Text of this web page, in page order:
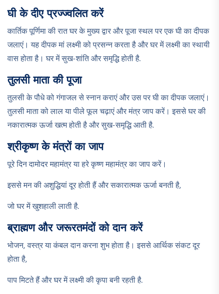
घी के दीए प्रज्ज्वलित करें
कार्तिक पूर्णिमा की रात घर के मुख्य द्वार और पूजा स्थल पर एक घी का दीपक
जलाएं। यह दीपक मां लक्ष्मी को प्रसन्न करता है और घर में लक्ष्मी का स्थायी
वास होता है। घर में सुख-शांति और समृद्धि होती है.​
तुलसी माता की पूजा
तुलसी के पौधे को गंगाजल से स्नान कराएं और उस पर घी का दीपक जलाएं।
तुलसी माता को लाल या पीले फूल चढ़ाएं और मंत्र जाप करें। इससे घर की
नकारात्मक ऊर्जा खत्म होती है और सुख-समृद्धि आती है.​
श्रीकृष्ण के मंत्रों का जाप
पूरे दिन दामोदर महामंत्र या हरे कृष्ण महामंत्र का जाप करें।
इससे मन की अशुद्धियां दूर होती हैं और सकारात्मक ऊर्जा बनती है,
जो घर में खुशहाली लाती है.​
ब्राह्मण और जरूरतमंदों को दान करें
भोजन, वस्त्र या कंबल दान करना शुभ होता है। इससे आर्थिक संकट दूर
होता है,
पाप मिटते हैं और घर में लक्ष्मी की कृपा बनी रहती है.​